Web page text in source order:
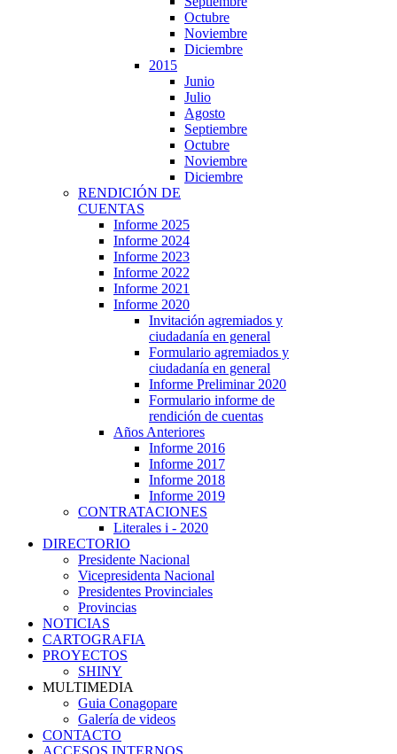
Octubre
Noviembre
Diciembre
2015
Junio
Julio
Agosto
Septiembre
Octubre
Noviembre
Diciembre
RENDICIÓN DE
CUENTAS
Informe 2025
Informe 2024
Informe 2023
Informe 2022
Informe 2021
Informe 2020
Invitación agremiados y
ciudadanía en general
Formulario agremiados y
ciudadanía en general
Informe Preliminar 2020
Formulario informe de
rendición de cuentas
Años Anteriores
Informe 2016
Informe 2017
Informe 2018
Informe 2019
CONTRATACIONES
Literales i - 2020
DIRECTORIO
Presidente Nacional
Vicepresidenta Nacional
Presidentes Provinciales
Provincias
NOTICIAS
CARTOGRAFIA
PROYECTOS
SHINY
MULTIMEDIA
Guia Conagopare
Galería de videos
CONTACTO
ACCESOS INTERNOS